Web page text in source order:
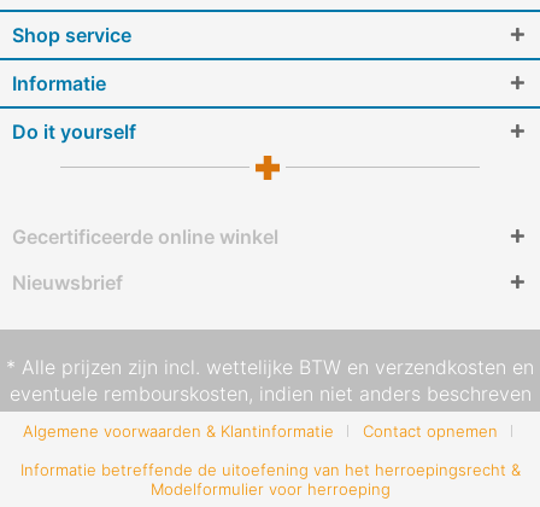
Shop service
Informatie
Do it yourself
Gecertificeerde online winkel
Nieuwsbrief
* Alle prijzen zijn incl. wettelijke BTW en verzendkosten en
eventuele rembourskosten, indien niet anders beschreven
Algemene voorwaarden & Klantinformatie
Contact opnemen
Informatie betreffende de uitoefening van het herroepingsrecht &
Modelformulier voor herroeping